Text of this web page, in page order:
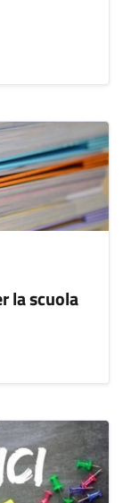
la scuola